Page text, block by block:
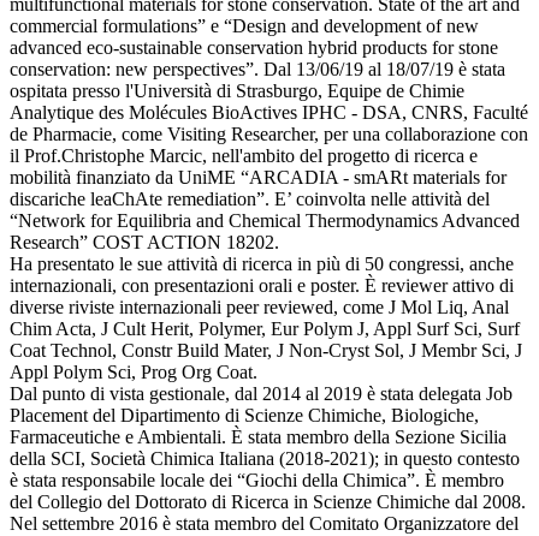
commercial formulations” e “Design and development of new
advanced eco-sustainable conservation hybrid products for stone
conservation: new perspectives”. Dal 13/06/19 al 18/07/19 è stata
ospitata presso l'Università di Strasburgo, Equipe de Chimie
Analytique des Molécules BioActives IPHC - DSA, CNRS, Faculté
de Pharmacie, come Visiting Researcher, per una collaborazione con
il Prof.Christophe Marcic, nell'ambito del progetto di ricerca e
mobilità finanziato da UniME “ARCADIA - smARt materials for
discariche leaChAte remediation”. E’ coinvolta nelle attività del
“Network for Equilibria and Chemical Thermodynamics Advanced
Research” COST ACTION 18202.
Ha presentato le sue attività di ricerca in più di 50 congressi, anche
internazionali, con presentazioni orali e poster. È reviewer attivo di
diverse riviste internazionali peer reviewed, come J Mol Liq, Anal
Chim Acta, J Cult Herit, Polymer, Eur Polym J, Appl Surf Sci, Surf
Coat Technol, Constr Build Mater, J Non-Cryst Sol, J Membr Sci, J
Appl Polym Sci, Prog Org Coat.
Dal punto di vista gestionale, dal 2014 al 2019 è stata delegata Job
Placement del Dipartimento di Scienze Chimiche, Biologiche,
Farmaceutiche e Ambientali. È stata membro della Sezione Sicilia
della SCI, Società Chimica Italiana (2018-2021); in questo contesto
è stata responsabile locale dei “Giochi della Chimica”. È membro
del Collegio del Dottorato di Ricerca in Scienze Chimiche dal 2008.
Nel settembre 2016 è stata membro del Comitato Organizzatore del